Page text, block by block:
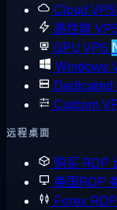
Cloud VPS
高性能
GPU VPS
Windows
Dedicated
Custom
远程桌面
购买 RDP
美国RDP
Forex RDP